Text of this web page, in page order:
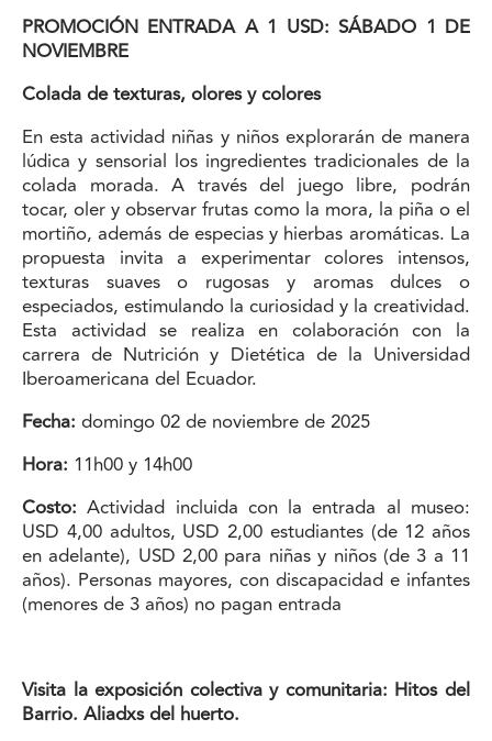
PROMOCIÓN ENTRADA A 1 USD: SÁBADO 1 DE
NOVIEMBRE
Colada de texturas, olores y colores
En esta actividad niñas y niños explorarán de manera
lúdica y sensorial los ingredientes tradicionales de la
colada morada. A través del juego libre, podrán
tocar, oler y observar frutas como la mora, la piña o el
mortiño, además de especias y hierbas aromáticas. La
propuesta invita a experimentar colores intensos,
texturas suaves o rugosas y aromas dulces o
especiados, estimulando la curiosidad y la creatividad.
Esta actividad se realiza en colaboración con la
carrera de Nutrición y Dietética de la Universidad
Iberoamericana del Ecuador.
Fecha: domingo 02 de noviembre de 2025
Hora: 11h00 y 14h00
Costo:Actividad incluida con la entrada al museo:
USD 4,00 adultos, USD 2,00 estudiantes (de 12 años
en adelante), USD 2,00 para niñas y niños (de 3 a 11
años). Personas mayores, con discapacidad e infantes
(menores de 3 años) no pagan entrada
Visita la exposición colectiva y comunitaria: Hitos del
Barrio. Aliadxs del huerto.